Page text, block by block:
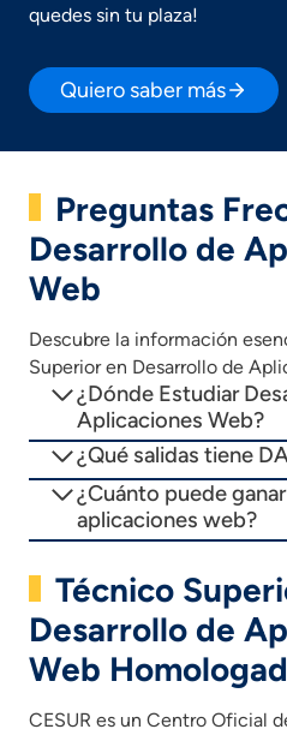
quedes sin tu plaza!
Quiero saber más
Preguntas
Desarrollo de
Web
Descubre la información
Superior en Desarrollo de
¿Dónde Estudiar
Aplicaciones Web?
¿Qué salidas tiene
¿Cuánto puede
aplicaciones web?
Técnico
Desarrollo de
Web
CESUR es un Centro Oficial